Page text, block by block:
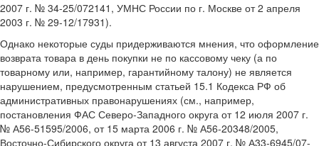
2007 г. № 34-25/072141, УМНС России по г. Москве от 2 апреля
2003 г. № 29-12/17931).
Однако некоторые суды придерживаются мнения, что оформление
возврата товара в день покупки не по кассовому чеку (а по
товарному или, например, гарантийному талону) не является
нарушением, предусмотренным статьей 15.1 Кодекса РФ об
административных правонарушениях (см., например,
постановления ФАС Северо-Западного округа от 12 июля 2007 г.
№ А56-51595/2006, от 15 марта 2006 г. № А56-20348/2005,
Восточно-Сибирского округа от 13 августа 2007 г. № А33-6945/07-